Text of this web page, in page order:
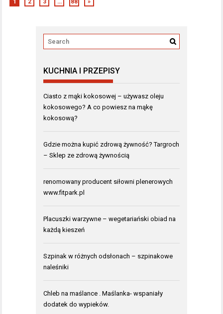
1 2 3 … 88 »
KUCHNIA I PRZEPISY
Ciasto z mąki kokosowej – używasz oleju
kokosowego? A co powiesz na mąkę
kokosową?
Gdzie można kupić zdrową żywność? Targroch
– Sklep ze zdrową żywnością
renomowany producent siłowni plenerowych
www.fitpark.pl
Placuszki warzywne – wegetariański obiad na
każdą kieszeń
Szpinak w różnych odsłonach – szpinakowe
naleśniki
Chleb na maślance . Maślanka- wspaniały
dodatek do wypieków.